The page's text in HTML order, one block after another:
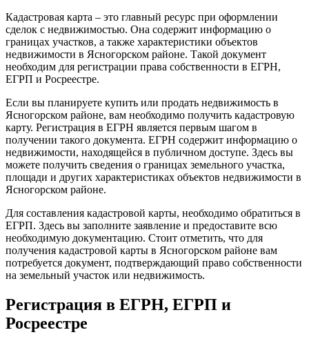
Кадастровая карта – это главный ресурс при оформлении
сделок с недвижимостью. Она содержит информацию о
границах участков, а также характеристики объектов
недвижимости в Ясногорском районе. Такой документ
необходим для регистрации права собственности в ЕГРН,
ЕГРП и Росреестре.
Если вы планируете купить или продать недвижимость в
Ясногорском районе, вам необходимо получить кадастровую
карту. Регистрация в ЕГРН является первым шагом в
получении такого документа. ЕГРН содержит информацию о
недвижимости, находящейся в публичном доступе. Здесь вы
можете получить сведения о границах земельного участка,
площади и других характеристиках объектов недвижимости в
Ясногорском районе.
Для составления кадастровой карты, необходимо обратиться в
ЕГРП. Здесь вы заполните заявление и предоставите всю
необходимую документацию. Стоит отметить, что для
получения кадастровой карты в Ясногорском районе вам
потребуется документ, подтверждающий право собственности
на земельный участок или недвижимость.
Регистрация в ЕГРН, ЕГРП и
Росреестре